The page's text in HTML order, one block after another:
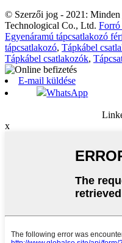
© Szerzői jog - 2021:
Technological Co., Ltd. Forró
Egyenáramú tápcsatlakozó
tápcsatlakozó, Tápkábel
Tápkábel csatlakozók,
E-mail küldése
WhatsApp
x